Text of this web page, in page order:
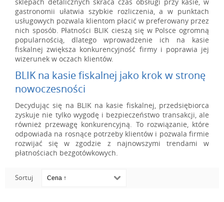
gastronomii ułatwia szybkie rozliczenia, a w punktach
usługowych pozwala klientom płacić w preferowany przez
nich sposób. Płatności BLIK cieszą się w Polsce ogromną
popularnością, dlatego wprowadzenie ich na kasie
fiskalnej zwiększa konkurencyjność firmy i poprawia jej
wizerunek w oczach klientów.
BLIK na kasie fiskalnej jako krok w stronę
nowoczesności
Decydując się na BLIK na kasie fiskalnej, przedsiębiorca
zyskuje nie tylko wygodę i bezpieczeństwo transakcji, ale
również przewagę konkurencyjną. To rozwiązanie, które
odpowiada na rosnące potrzeby klientów i pozwala firmie
rozwijać się w zgodzie z najnowszymi trendami w
płatnościach bezgotówkowych.
Sortuj